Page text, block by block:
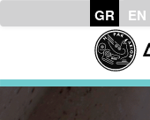
GR EN